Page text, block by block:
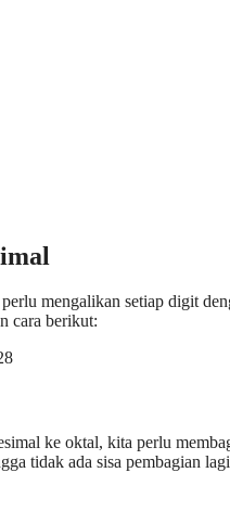
mengalikan setiap digit
cara berikut:
ke oktal, kita perlu
tidak ada sisa pembagian